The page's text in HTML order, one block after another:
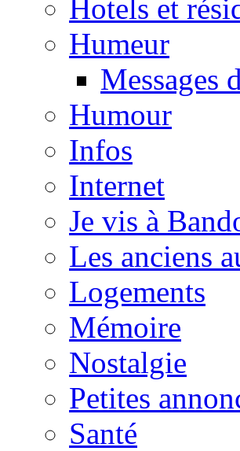
Hotels et
Humeur
Messages
Humour
Infos
Internet
Je vis à
Les anciens
Logements
Mémoire
Nostalgie
Petites
Santé